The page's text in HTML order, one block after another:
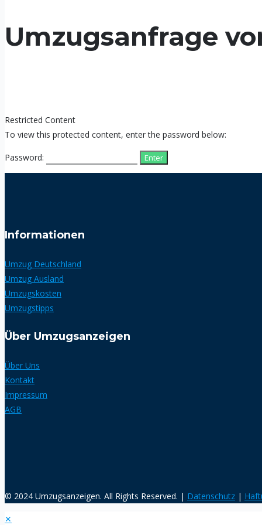
Umzugsanfrage
Restricted Content
To view this protected content, enter the password below:
Password:
Informationen
Umzug Deutschland
Umzug Ausland
Umzugskosten
Umzugstipps
Über Umzugsanzeigen
Über Uns
Kontakt
Impressum
AGB
© 2024 Umzugsanzeigen. All Rights Reserved. | Datenschutz |
✕